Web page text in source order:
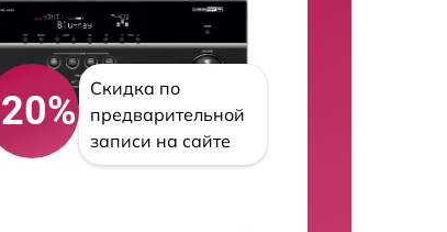
Скидка по
предварительной
записи на сайте